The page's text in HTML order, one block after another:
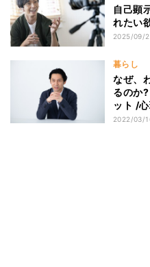
自己顕
れたい
2025/09/
暮らし
なぜ、
るのか
ット /
2022/03/